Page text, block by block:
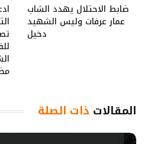
ضابط الاحتلال يهدد الشاب
عمار عرفات وليس الشهيد
دخيل
المقالات ذات الصلة